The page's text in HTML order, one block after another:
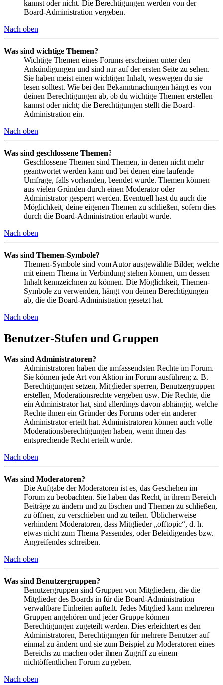
kannst oder nicht. Die Berechtigungen werden von der
Board-Administration vergeben.
Nach oben
Was sind wichtige Themen?
Wichtige Themen eines Forums erscheinen unter den
Ankündigungen und sind nur auf der ersten Seite zu sehen.
Sie haben meist einen wichtigen Inhalt, weswegen du sie
lesen solltest. Wie bei den Bekanntmachungen hängt es von
deinen Berechtigungen ab, ob du wichtige Themen erstellen
kannst oder nicht; die Berechtigungen stellt die Board-
Administration ein.
Nach oben
Was sind geschlossene Themen?
Geschlossene Themen sind Themen, in denen nicht mehr
geantwortet werden kann und bei denen eine laufende
Umfrage, falls vorhanden, beendet wurde. Themen können
aus vielen Gründen durch einen Moderator oder
Administrator gesperrt werden. Eventuell hast du auch die
Möglichkeit, deine eigenen Themen zu schließen, sofern dies
durch die Board-Administration erlaubt wurde.
Nach oben
Was sind Themen-Symbole?
Themen-Symbole sind vom Autor ausgewählte Bilder, welche
mit einem Thema in Verbindung stehen können, um dessen
Inhalt kennzeichnen zu können. Die Möglichkeit, Themen-
Symbole zu verwenden, hängt von deinen Berechtigungen
ab, die die Board-Administration gesetzt hat.
Nach oben
Benutzer-Stufen und Gruppen
Was sind Administratoren?
Administratoren haben die umfassendsten Rechte im Forum.
Sie können jede Art von Aktion im Forum ausführen; z. B.
Berechtigungen setzen, Mitglieder sperren, Benutzergruppen
erstellen, Moderationsrechte vergeben usw. Die Rechte, die
ein Administrator hat, sind allerdings davon abhängig, welche
Rechte ihnen ein Gründer des Forums oder ein anderer
Administrator erteilt hat. Administratoren können auch volle
Moderationsberechtigungen haben, wenn ihnen das
entsprechende Recht erteilt wurde.
Nach oben
Was sind Moderatoren?
Die Aufgabe der Moderatoren ist es, das Geschehen im
Forum zu beobachten. Sie haben das Recht, in ihrem Bereich
Beiträge zu ändern und zu löschen und Themen zu schließen,
zu öffnen, zu verschieben und zu teilen. Üblicherweise
verhindern Moderatoren, dass Mitglieder „offtopic“, d. h.
etwas nicht zum Thema Passendes, oder Beleidigendes bzw.
Angreifendes schreiben.
Nach oben
Was sind Benutzergruppen?
Benutzergruppen sind Gruppen von Mitgliedern, die die
Mitglieder des Boards in für die Board-Administration
verwaltbare Einheiten aufteilt. Jedes Mitglied kann mehreren
Gruppen angehören und jeder Gruppe können
Berechtigungen zugeteilt werden. Dies erleichtert es den
Administratoren, Berechtigungen für mehrere Benutzer auf
einmal zu ändern und sie zum Beispiel zu Moderatoren eines
Bereichs zu machen oder ihnen Zugriff zu einem
nichtöffentlichen Forum zu geben.
Nach oben